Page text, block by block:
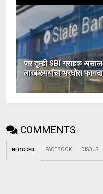
जर तुम्ही SBI ग्राहक
लाख रुपयांचा भरघोस
COMMENTS
BLOGGER FACEBOOK DISQUS